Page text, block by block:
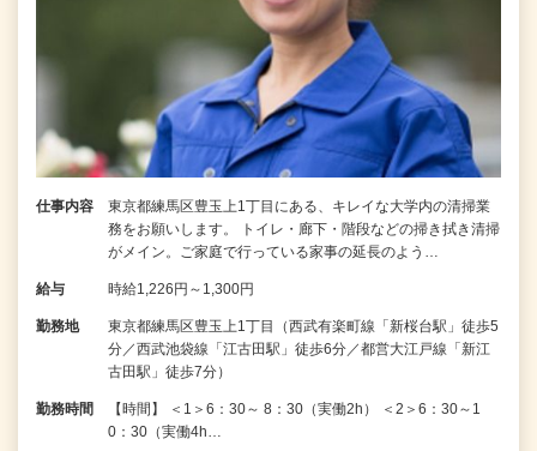
仕事内容
東京都練馬区豊玉上1丁目にある、キレイな大学内の清掃業
務をお願いします。 トイレ・廊下・階段などの掃き拭き清掃
がメイン。ご家庭で行っている家事の延長のよう…
給与 時給1,226円～1,300円
勤務地
東京都練馬区豊玉上1丁目（西武有楽町線「新桜台駅」徒歩5
分／西武池袋線「江古田駅」徒歩6分／都営大江戸線「新江
古田駅」徒歩7分）
勤務時間
【時間】 ＜1＞6：30～ 8：30（実働2h） ＜2＞6：30～1
0：30（実働4h…